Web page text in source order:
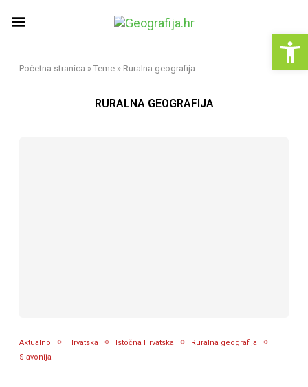
Početna stranica » Teme » Ruralna geografija
RURALNA GEOGRAFIJA
Aktualno Hrvatska Istočna Hrvatska
Ruralna geografija
Slavonija